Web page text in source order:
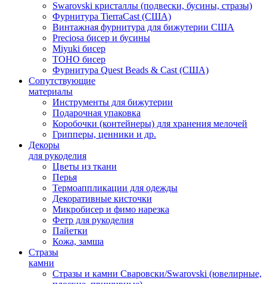
Swarovski кристаллы (подвески, бусины, стразы)
Фурнитура TierraCast (США)
Винтажная фурнитура для бижутерии США
Preciosa бисер и бусины
Miyuki бисер
TOHO бисер
Фурнитура Quest Beads & Cast (США)
Сопутствующие
материалы
Инструменты для бижутерии
Подарочная упаковка
Коробочки (контейнеры) для хранения мелочей
Грипперы, ценники и др.
Декоры
для рукоделия
Цветы из ткани
Перья
Термоаппликации для одежды
Декоративные кисточки
Микробисер и фимо нарезка
Фетр для рукоделия
Пайетки
Кожа, замша
Стразы
камни
Стразы и камни Сваровски/Swarovski (ювелирные,